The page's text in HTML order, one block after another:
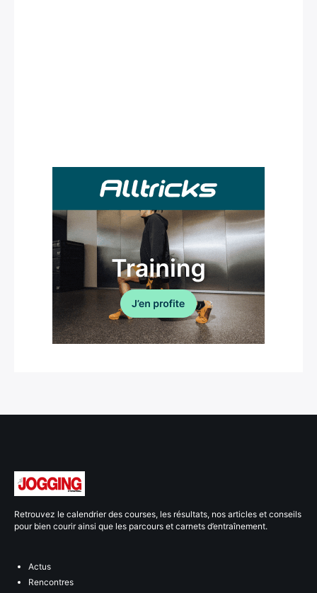
Retrouvez le calendrier des courses, les résultats, nos articles et conseils
pour bien courir ainsi que les parcours et carnets d’entraînement.
Actus
Rencontres